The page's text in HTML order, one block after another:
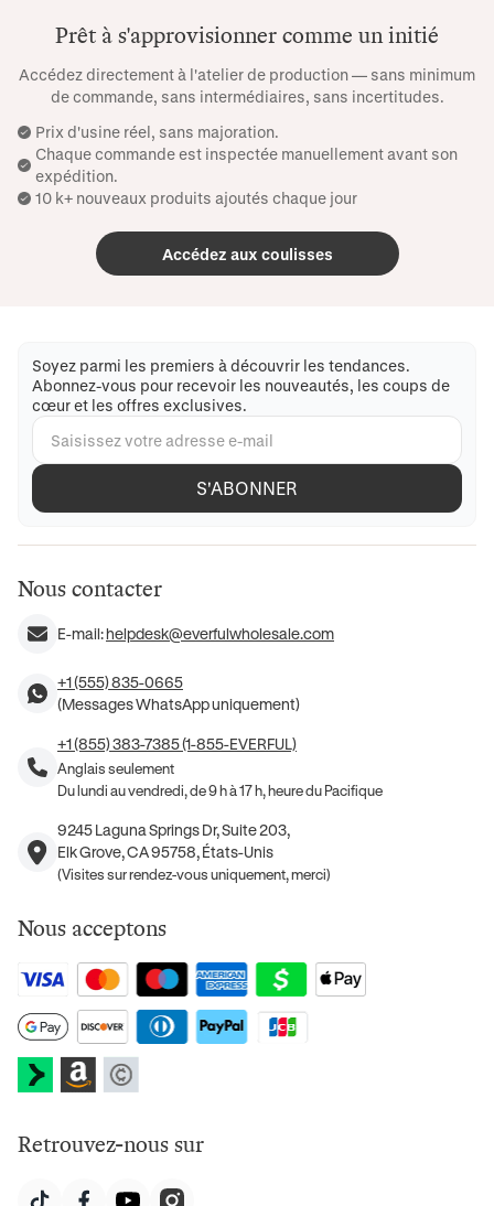
Prêt à s'approvisionner comme un initié
Accédez directement à l'atelier de production — sans minimum
de commande, sans intermédiaires, sans incertitudes.
Prix ​​d'usine réel, sans majoration.
Chaque commande est inspectée manuellement avant son
expédition.
10 k+ nouveaux produits ajoutés chaque jour
Accédez aux coulisses
Soyez parmi les premiers à découvrir les tendances.
Abonnez-vous pour recevoir les nouveautés, les coups de
cœur et les offres exclusives.
S'ABONNER
Nous contacter
E-mail:helpdesk@everfulwholesale.com
+1 (555) 835-0665
(Messages WhatsApp uniquement)
+1 (855) 383-7385 (1-855-EVERFUL)
Anglais seulement
Du lundi au vendredi, de 9 h à 17 h, heure du Pacifique
9245 Laguna Springs Dr, Suite 203,
Elk Grove, CA 95758, États-Unis
(Visites sur rendez-vous uniquement, merci)
Nous acceptons
Retrouvez-nous sur